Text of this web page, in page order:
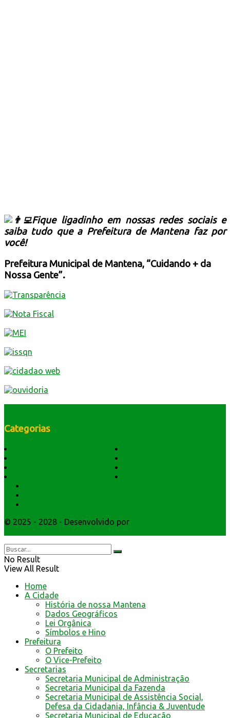
Fique ligadinho em nossas redes sociais e
saiba tudo que a Prefeitura de Mantena faz por
você!
Prefeitura Municipal de Mantena, “Cuidando + da
Nossa Gente”.
Categorias
© 2025 - 2028 - Desenvolvido por
No Result
View All Result
Home
A Cidade
História de nossa Mantena
Dados Geográficos
Lei Orgânica
Símbolos e Hino
Prefeitura
O Prefeito
O Vice-Prefeito
Secretarias
Secretaria Municipal de Administração
Secretaria Municipal da Fazenda
Secretaria Municipal de Assistência Social,
Defesa da Cidadania, Infância & Juventude
Secretaria Municipal de Educação